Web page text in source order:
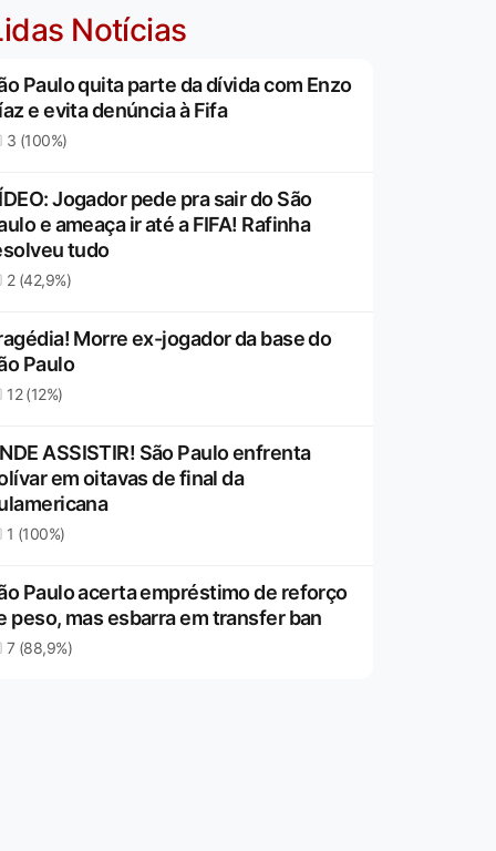
Notícias
Paulo quita parte da dívida com Enzo
e evita denúncia à Fifa
3 (100%)
Jogador pede pra sair do São
e ameaça ir até a FIFA! Rafinha
tudo
2 (42,9%)
Morre ex-jogador da base do
Paulo
12 (12%)
ASSISTIR! São Paulo enfrenta
em oitavas de final da
1 (100%)
Paulo acerta empréstimo de reforço
peso, mas esbarra em transfer ban
7 (88,9%)